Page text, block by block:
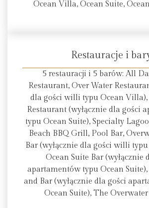
Ocean Villa, Ocean Suite,
Restauracje i
5 restauracji i 5 barów: All
Restaurant, Over Water
dla gości willi typu Ocean Villa),
Restaurant (wyłącznie dla gości
typu Ocean Suite), Specialty
Beach BBQ Grill, Pool Bar,
Bar (wyłącznie dla gości willi
Ocean Suite Bar (wyłącznie
apartamentów typu Ocean
and Bar (wyłącznie dla gości
Ocean Suite), The Overwater